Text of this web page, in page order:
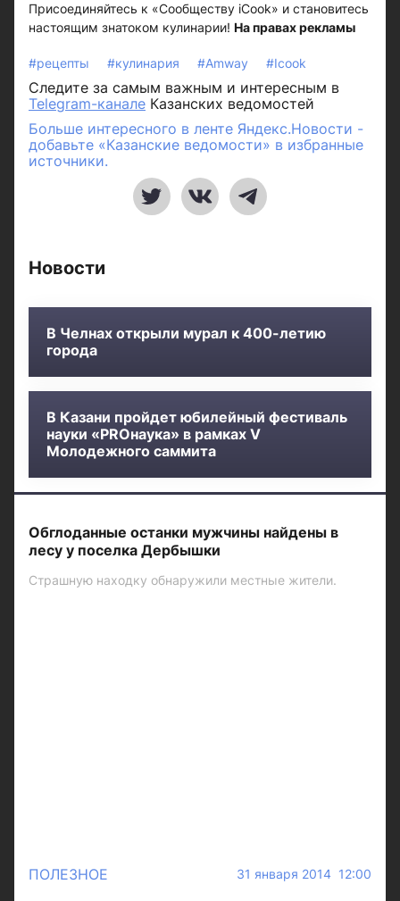
Присоединяйтесь к «Сообществу iCook» и становитесь
настоящим знатоком кулинарии! На правах рекламы
#рецепты #кулинария #Amway #Icook
Следите за самым важным и интересным в
Telegram-канале Казанских ведомостей
Больше интересного в ленте Яндекс.Новости -
добавьте «Казанские ведомости» в избранные
источники.
Новости
В Челнах открыли мурал к 400-летию
города
В Казани пройдет юбилейный фестиваль
науки «PROнаука» в рамках V
Молодежного саммита
Обглоданные останки мужчины найдены в
лесу у поселка Дербышки
Страшную находку обнаружили местные жители.
ПОЛЕЗНОЕ 31 января 2014 12:00